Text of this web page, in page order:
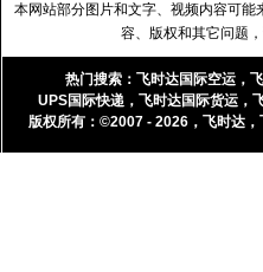
本网站部分图片和文字、视频内容可
容、版权和其它问题
热门搜索： 飞时达国际空运 ，
UPS国际快递 ， 飞时达国际货运 ，
版权所有：©2007 - 2026， 飞时达，